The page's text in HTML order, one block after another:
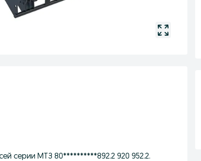
серии МТЗ 80**********892.2 920 952.2.